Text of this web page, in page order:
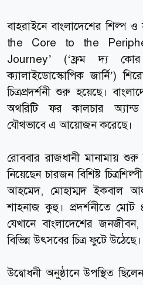
বাহরাইনে বাংলাদেশের শিল্প
the Core to the
Journey’ (‘ফ্রম দ্য
ক্যালাইডোস্কোপিক জার্নি’)
চিত্রপ্রদর্শনী শুরু হয়েছে।
অথরিটি ফর কালচার অ্যান্ড
যৌথভাবে এ আয়োজন করেছে।
রোববার রাজধানী মানামায়
নিয়েছেন চারজন বিশিষ্ট
আহমেদ, মোহাম্মদ ইকবাল
শাহনাজ কুহু। প্রদর্শনীতে মোট
যেখানে বাংলাদেশের
বিভিন্ন উৎসবের চিত্র ফুটে উঠেছে।
উদ্বোধনী অনুষ্ঠানে উপস্থিত